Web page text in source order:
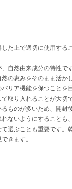
た上で適切に使用す
自然由来成分の特性
の恵みをそのまま活
リア機能を保つこと
取り入れることが大切で
ものが多いため、開
ないようにすることも
選ぶことも重要です
きます。